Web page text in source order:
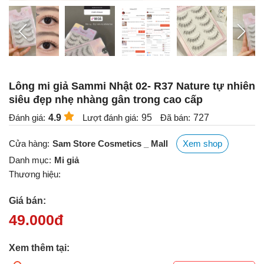
Lông mi giả Sammi Nhật 02- R37 Nature tự nhiên
siêu đẹp nhẹ nhàng gân trong cao cấp
Đánh giá: 4.9 Lượt đánh giá: 95 Đã bán: 727
Cửa hàng: Sam Store Cosmetics _ Mall
Xem shop
Danh mục: Mi giả
Thương hiệu:
Giá bán:
49.000đ
Xem thêm tại: